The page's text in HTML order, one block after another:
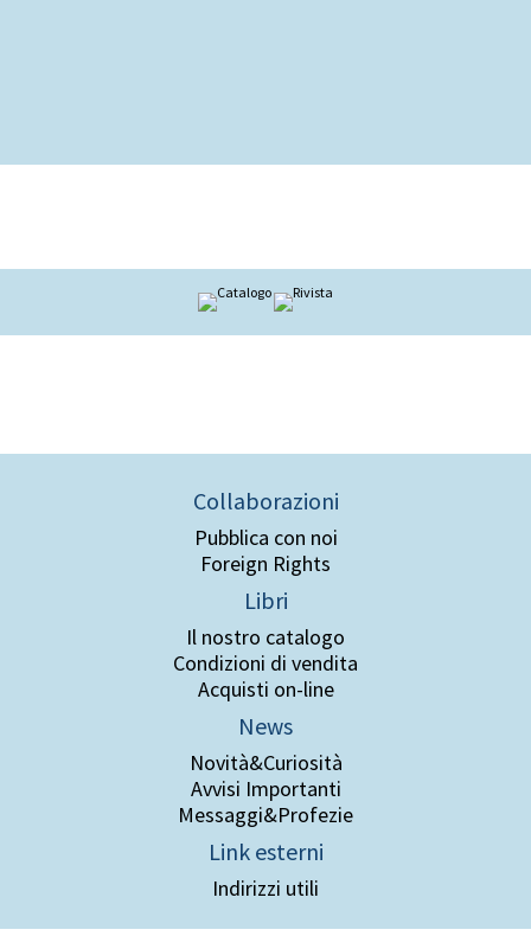
Collaborazioni
Pubblica con noi
Foreign Rights
Libri
Il nostro catalogo
Condizioni di vendita
Acquisti on-line
News
Novità&Curiosità
Avvisi Importanti
Messaggi&Profezie
Link esterni
Indirizzi utili